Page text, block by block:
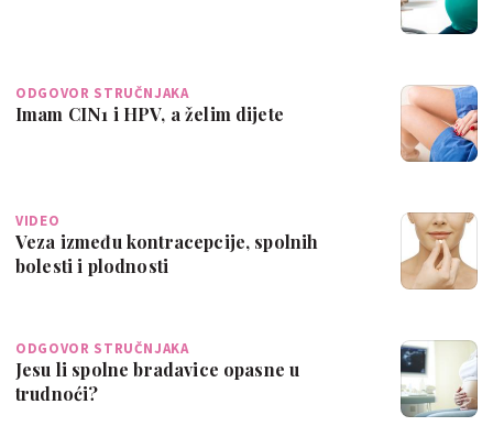
ODGOVOR STRUČNJAKA
Imam CIN1 i HPV, a želim dijete
VIDEO
Veza između kontracepcije, spolnih
bolesti i plodnosti
ODGOVOR STRUČNJAKA
Jesu li spolne bradavice opasne u
trudnoći?